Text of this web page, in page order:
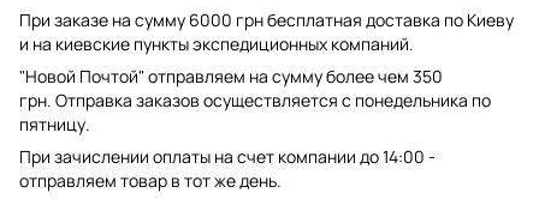
При заказе на сумму 6000 грн бесплатная доставка по Киеву
и на киевские пункты экспедиционных компаний.
"Новой Почтой" отправляем на сумму более чем 350
грн. Отправка заказов осуществляется с понедельника по
пятницу.
При зачислении оплаты на счет компании до 14:00 -
отправляем товар в тот же день.